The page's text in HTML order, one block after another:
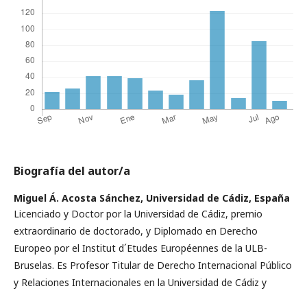
Biografía del autor/a
Miguel Á. Acosta Sánchez, Universidad de Cádiz, España
Licenciado y Doctor por la Universidad de Cádiz, premio
extraordinario de doctorado, y Diplomado en Derecho
Europeo por el Institut d´Etudes Européennes de la ULB-
Bruselas. Es Profesor Titular de Derecho Internacional Público
y Relaciones Internacionales en la Universidad de Cádiz y